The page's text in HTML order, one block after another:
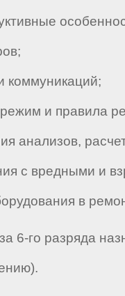
и правила
анализов,
с вредными и
в
6-го разряда